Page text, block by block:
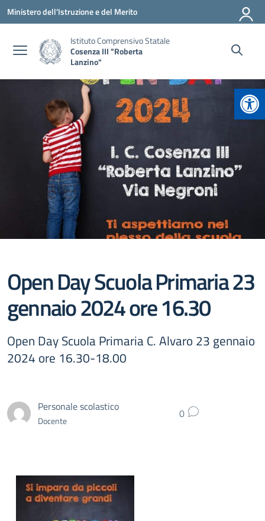
Vai ai contenuti
Vai al menu di navigazione
Vai al footer
Ministero dell'Istruzione e del Merito
Istituto Comprensivo Statale
Cosenza III "Roberta
Lanzino"
Open Day Scuola Primaria 23
gennaio 2024 ore 16.30
Open Day Scuola Primaria C. Alvaro 23 gennaio
2024 ore 16.30-18.00
Personale scolastico
Docente 0